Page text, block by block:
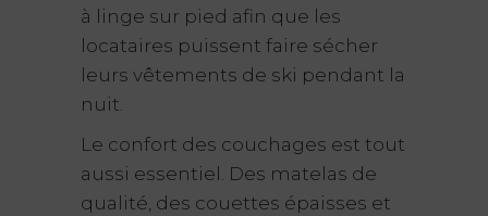
à linge sur pied afin que les
locataires puissent faire sécher
leurs vêtements de ski pendant la
nuit.
Le confort des couchages est tout
aussi essentiel. Des matelas de
qualité, des couettes épaisses et